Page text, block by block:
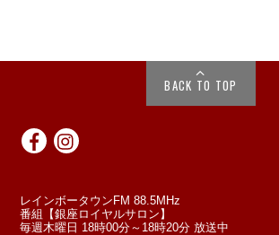
BACK TO TOP
レインボータウンFM 88.5MHz
番組【銀座ロイヤルサロン】
毎週木曜日 18時00分～18時20分 放送中